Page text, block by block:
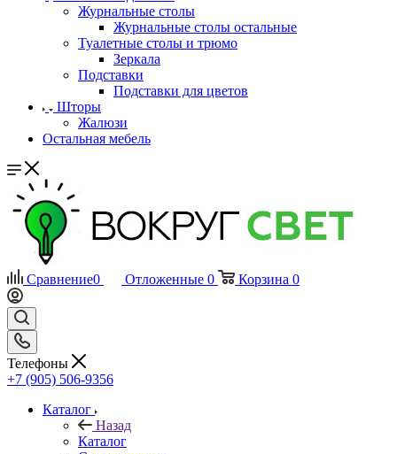
Журнальные столы
Журнальные столы остальные
Туалетные столы и трюмо
Зеркала
Подставки
Подставки для цветов
Шторы
Жалюзи
Остальная мебель
Сравнение0 Отложенные 0 Корзина 0
Телефоны
+7 (905) 506-9356
Каталог
Назад
Каталог